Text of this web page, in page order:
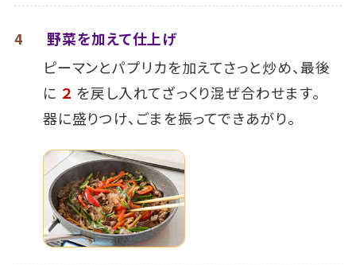
4
野菜を加えて仕上げ
ピーマンとパプリカを加えてさっと炒め、最後
に ２ を戻し入れてざっくり混ぜ合わせます。
器に盛りつけ、ごまを振ってできあがり。